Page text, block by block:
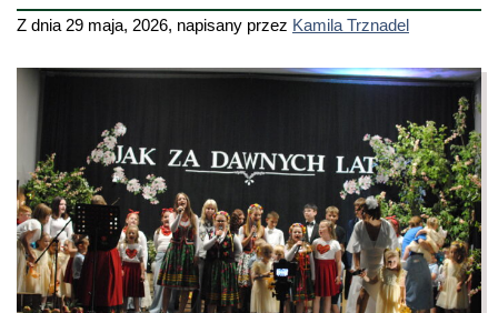
Z dnia 29 maja, 2026, napisany przez Kamila Trznadel